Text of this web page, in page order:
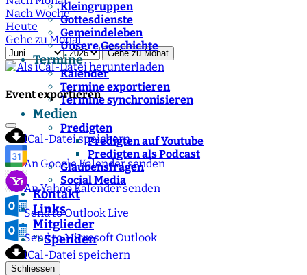
Kleingruppen
Gottesdienste
Gemeindeleben
Unsere Geschichte
Termine
Kalender
Termine exportieren
Termine synchronisieren
Medien
Predigten
Predigten auf Youtube
Predigten als Podcast
Glaubensfragen
Social Media
Kontakt
Links
Mitglieder
">Spenden
Nach Woche
Heute
Gehe zu Monat
Gehe zu Monat
Event exportieren
iCal-Datei speichern
An Google Kalender senden
An Yahoo Kalender senden
Send to Outlook Live
Send to Microsoft Outlook
iCal-Datei speichern
Schliessen